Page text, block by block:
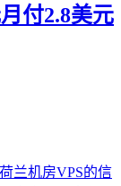
付2.8美元
兰机房VPS的信